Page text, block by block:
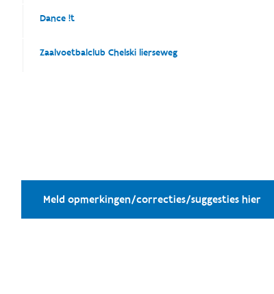
Dance !t
Zaalvoetbalclub Chelski lierseweg
Meld opmerkingen/correcties/suggesties hier